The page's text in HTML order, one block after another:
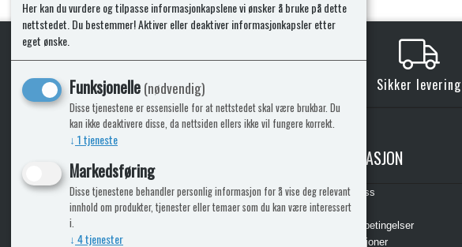
Kjøp
KLikk & hent Sikker levering
ICARAVANGRUPPEN
Bobilkjeden - iCaravan Tromsø
Caravan.no - når camping er livet
Fritidsvarehuset.no - barn og velvære
INFORMASJON
Kontakt oss
Cookies
Leveringsbetingelser
Reklamasjoner
Her kan du vurdere og tilpasse informasjonkapslene vi ønsker å bruke på dette
nettstedet. Du bestemmer! Aktiver eller deaktiver informasjonkapsler etter
eget ønske.
Funksjonelle(nødvendig)
Disse tjenestene er essensielle for at nettstedet skal være brukbar. Du
kan ikke deaktivere disse, da nettsiden ellers ikke vil fungere korrekt.
↓ 1tjeneste
Markedsføring
Disse tjenestene behandler personlig informasjon for å vise deg relevant
innhold om produkter, tjenester eller temaer som du kan være interessert
i.
↓ 4tjenester